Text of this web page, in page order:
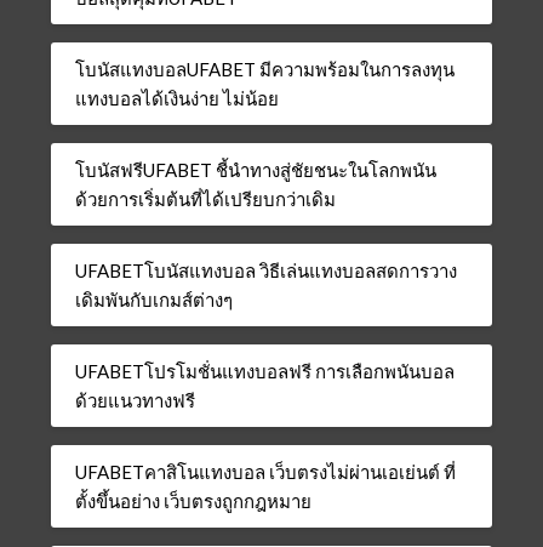
โบนัสแทงบอลUFABET มีความพร้อมในการลงทุน
แทงบอลได้เงินง่าย ไม่น้อย
โบนัสฟรีUFABET ชี้นำทางสู่ชัยชนะในโลกพนัน
ด้วยการเริ่มต้นที่ได้เปรียบกว่าเดิม
UFABETโบนัสแทงบอล วิธีเล่นแทงบอลสดการวาง
เดิมพันกับเกมส์ต่างๆ
UFABETโปรโมชั่นแทงบอลฟรี การเลือกพนันบอล
ด้วยแนวทางฟรี
UFABETคาสิโนแทงบอล เว็บตรงไม่ผ่านเอเย่นต์ ที่
ตั้งขึ้นอย่าง เว็บตรงถูกกฎหมาย